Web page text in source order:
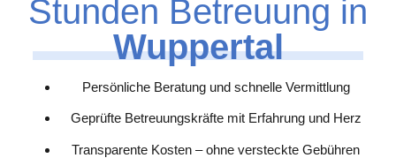
Stunden Betreuung in
Wuppertal
Persönliche Beratung und schnelle Vermittlung
Geprüfte Betreuungskräfte mit Erfahrung und Herz
Transparente Kosten – ohne versteckte Gebühren